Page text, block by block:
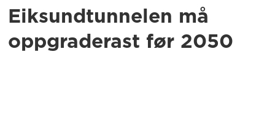
Eiksundtunnelen må
oppgraderast før 2050